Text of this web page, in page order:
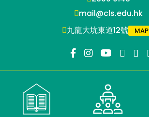
mail@cls.edu.hk
九龍大坑東道12號
MAP